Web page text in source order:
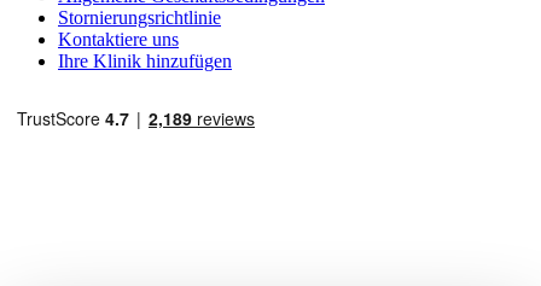
Stornierungsrichtlinie
Kontaktiere uns
Ihre Klinik hinzufügen